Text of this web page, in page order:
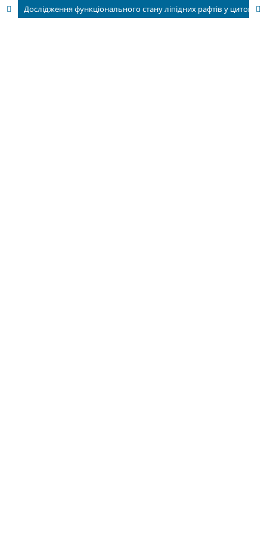
Дослідження функціонального стану ліпідних рафтів у цитоплазматичній мембрані проростків Pisum Sativum при дії кліностатування